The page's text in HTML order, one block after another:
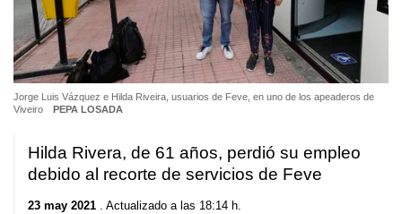
Jorge Luis Vázquez e Hilda Riveira, usuarios de Feve, en uno de los apeaderos de
Viveiro
PEPA LOSADA
Hilda Rivera, de 61 años, perdió su empleo
debido al recorte de servicios de Feve
23 may 2021 . Actualizado a las 18:14 h.